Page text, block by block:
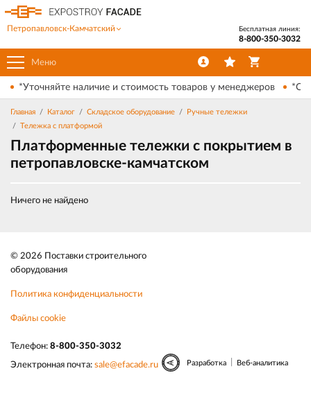
Меню
Петропавловск-Камчатский Бесплатная линия:
8-800-350-3032
*Уточняйте наличие и стоимость товаров у менеджеров
Главная Каталог Складское оборудование
Ручные тележки
Тележка с платформой
Платформенные тележки с покрытием в
петропавловске-камчатском
Ничего не найдено
© 2026 Поставки строительного
оборудования
Политика конфиденциальности
Файлы cookie
Телефон: 8-800-350-3032
Электронная почта: sale@efacade.ru Разработка Веб-аналитика